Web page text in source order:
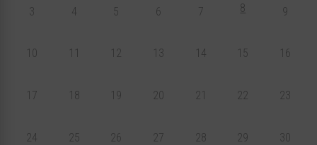
3 4 5 6 7 8 9
10 11 12 13 14 15 16
17 18 19 20 21 22 23
24 25 26 27 28 29 30